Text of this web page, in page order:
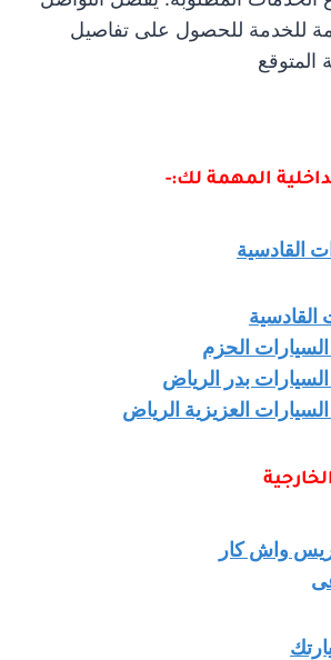
للخدمة للحصول على تفاصيل
المتوقع
المهمة لك:-
القادسية
الحزم
بدر الرياض
العزيزية الرياض
واش كار